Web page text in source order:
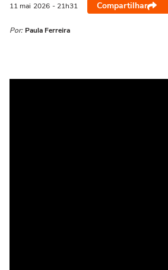
11 mai 2026 - 21h31 Compartilhar
Por: Paula Ferreira